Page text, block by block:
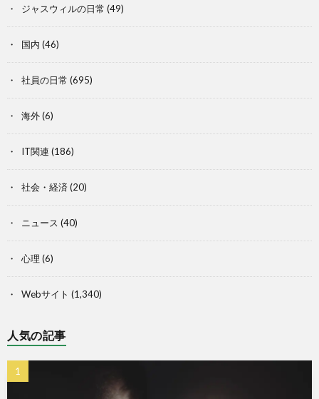
ジャスウィルの日常 (49)
国内 (46)
社員の日常 (695)
海外(6)
IT関連 (186)
社会・経済 (20)
ニュース (40)
心理 (6)
Webサイト (1,340)
人気の記事